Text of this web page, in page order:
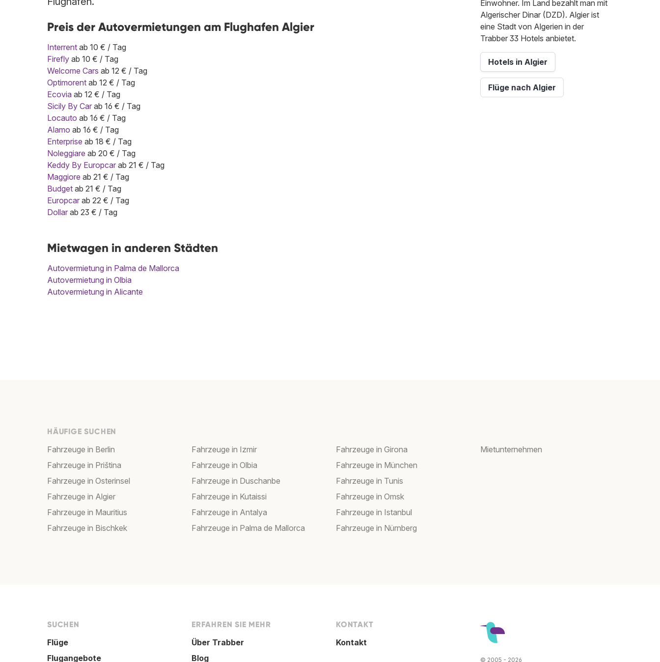
Preis der Autovermietungen am Flughafen Algier
Interrent ab 10 € / Tag
Firefly ab 10 € / Tag
Welcome Cars ab 12 € / Tag
Optimorent ab 12 € / Tag
Ecovia ab 12 € / Tag
Sicily By Car ab 16 € / Tag
Locauto ab 16 € / Tag
Alamo ab 16 € / Tag
Enterprise ab 18 € / Tag
Noleggiare ab 20 € / Tag
Keddy By Europcar ab 21 € / Tag
Maggiore ab 21 € / Tag
Budget ab 21 € / Tag
Europcar ab 22 € / Tag
Dollar ab 23 € / Tag
Mietwagen in anderen Städten
Autovermietung in Palma de Mallorca
Autovermietung in Olbia
Autovermietung in Alicante
Einwohner. Im Land bezahlt man mit
Algerischer Dinar (DZD). Algier ist
eine Stadt von Algerien in der
Trabber 33 Hotels anbietet.
Hotels in Algier
Flüge nach Algier
HÄUFIGE SUCHEN
Fahrzeuge in Berlin
Fahrzeuge in Priština
Fahrzeuge in Osterinsel
Fahrzeuge in Algier
Fahrzeuge in Mauritius
Fahrzeuge in Bischkek
Fahrzeuge in Izmir
Fahrzeuge in Olbia
Fahrzeuge in Duschanbe
Fahrzeuge in Kutaissi
Fahrzeuge in Antalya
Fahrzeuge in Palma de Mallorca
Fahrzeuge in Girona
Fahrzeuge in München
Fahrzeuge in Tunis
Fahrzeuge in Omsk
Fahrzeuge in Istanbul
Fahrzeuge in Nürnberg
Mietunternehmen
SUCHEN
Flüge
Flugangebote
ERFAHREN SIE MEHR
Über Trabber
Blog
KONTAKT
Kontakt
© 2005 - 2026